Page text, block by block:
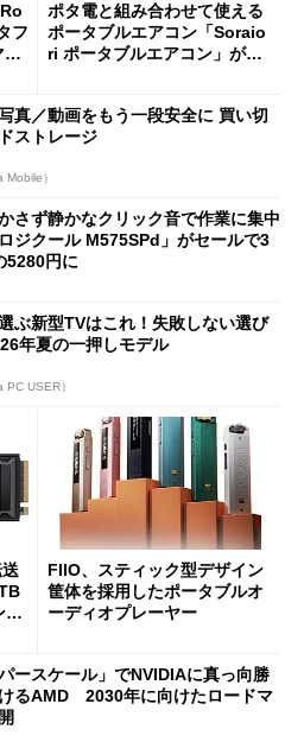
フ
ポタ電と組み合わせて使える
ポータブルエアコン「Soraio
ri ポータブルエアコン」がセ
真／動画をもう一段安全に 買い切
ストレージ
Mobile）
さず静かなクリック音で作業に集中
ジクール M575SPd」がセールで3
5280円に
ぶ新型TVはこれ！失敗しない選び
年夏の一押しモデル
PC USER）
ク
FIIO、スティック型デザイン
筐体を採用したポータブルオ
ーディオプレーヤー
パースケール」でNVIDIAに真っ向勝
るAMD 2030年に向けたロードマ